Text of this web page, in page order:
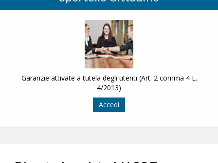
Garanzie attivate a tutela degli utenti (Art. 2 comma 4 L.
4/2013)
Accedi